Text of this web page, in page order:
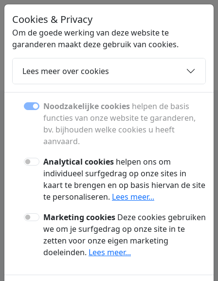
LINKPLEK.NL
Home Dochters Contact
Pretparken, attracties en
daguitstappen gids
Ontdek pretparken, attracties, waterparken
en familie-uitstappen. Vergelijk tickets,
openingsuren en bezienswaardigheden.
Pretparken Korting
Cookies & Privacy
Om de goede werking van deze website te
garanderen maakt deze gebruik van cookies.
Lees meer over cookies
Noodzakelijke cookies helpen de basis
functies van onze website te garanderen,
bv. bijhouden welke cookies u heeft
aanvaard.
Analytical cookies helpen ons om
individueel surfgedrag op onze sites in
kaart te brengen en op basis hiervan de site
te personaliseren. Lees meer...
Marketing cookies Deze cookies gebruiken
we om je surfgedrag op onze site in te
zetten voor onze eigen marketing
doeleinden. Lees meer...